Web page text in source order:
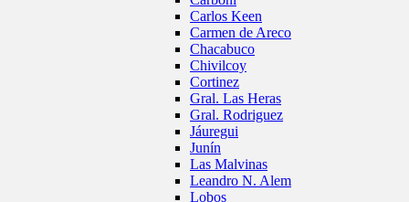
Carlos Keen
Carmen de Areco
Chacabuco
Chivilcoy
Cortinez
Gral. Las Heras
Gral. Rodriguez
Jáuregui
Junín
Las Malvinas
Leandro N. Alem
Lobos